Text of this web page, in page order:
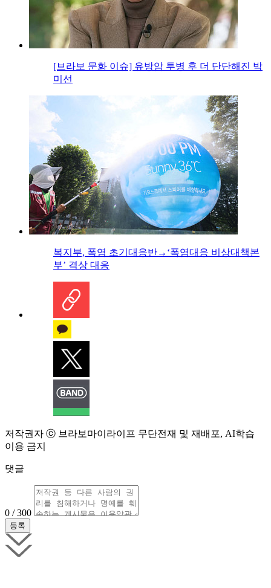
[브라보 문화 이슈] 유방암 투병 후 더 단단해진 박
미선
복지부, 폭염 초기대응반→‘폭염대응 비상대책본
부’ 격상 대응
저작권자 ⓒ 브라보마이라이프 무단전재 및 재배포, AI학습
이용 금지
댓글
0 / 300